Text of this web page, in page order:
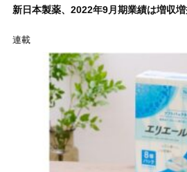
新日本製薬、2022年9月期業績は増収
連載